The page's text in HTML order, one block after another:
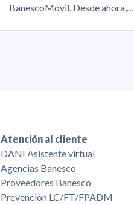
BanescoMóvil. Desde ahora,…
Atención al cliente
DANI Asistente virtual
Agencias Banesco
Proveedores Banesco
Prevención LC/FT/FPADM